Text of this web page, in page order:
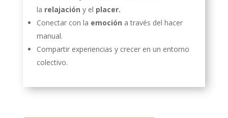
la relajación y el placer.
Conectar con la emoción a través del hacer
manual.
Compartir experiencias y crecer en un entorno
colectivo.